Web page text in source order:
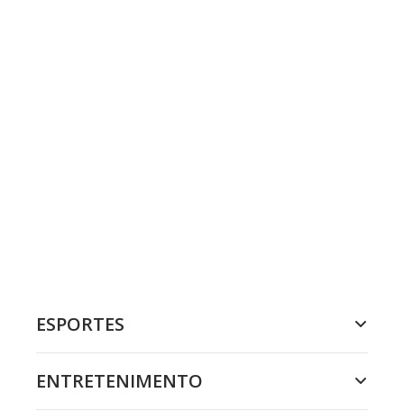
ESPORTES
ENTRETENIMENTO